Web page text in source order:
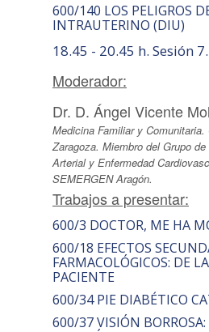
600/140 LOS PELIGROS
INTRAUTERINO (DIU)
18.45 - 20.45 h. Sesión 7.
Moderador:
Dr. D. Ángel Vicente
Medicina Familiar y Comunitaria.
Zaragoza. Miembro del Grupo
Arterial y Enfermedad
SEMERGEN Aragón.
Trabajos a presentar:
600/3 DOCTOR, ME HA
600/18 EFECTOS
FARMACOLÓGICOS: DE
PACIENTE
600/34 PIE DIABÉTICO
600/37 VISIÓN